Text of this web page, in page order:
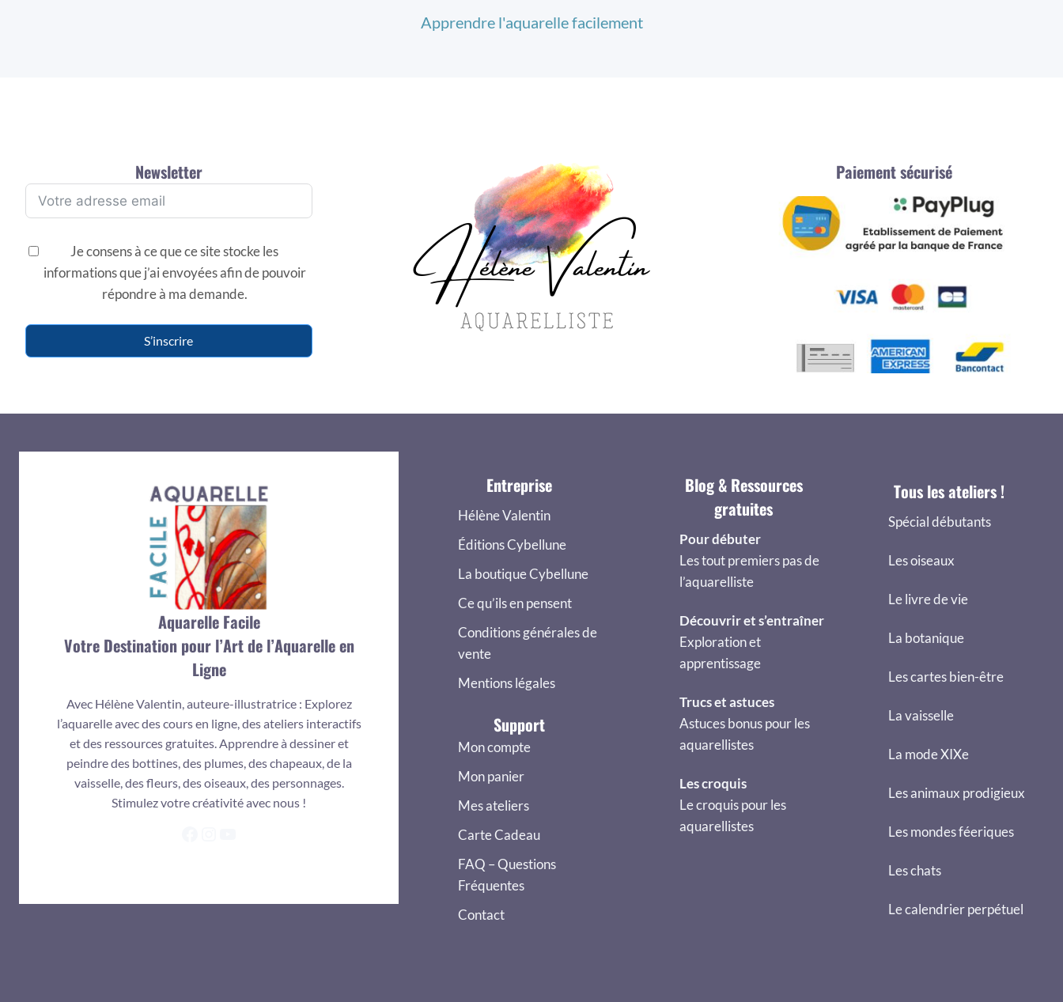
Apprendre l'aquarelle facilement
Newsletter
Je consens à ce que ce site stocke les
informations que j’ai envoyées afin de pouvoir
répondre à ma demande.
S’inscrire
Paiement sécurisé
Aquarelle Facile
Votre Destination pour l’Art de l’Aquarelle en
Ligne
Avec Hélène Valentin, auteure-illustratrice : Explorez
l’aquarelle avec des cours en ligne, des ateliers interactifs
et des ressources gratuites. Apprendre à dessiner et
peindre des bottines, des plumes, des chapeaux, de la
vaisselle, des fleurs, des oiseaux, des personnages.
Stimulez votre créativité avec nous !
Entreprise
Hélène Valentin
Éditions Cybellune
La boutique Cybellune
Ce qu’ils en pensent
Conditions générales de
vente
Mentions légales
Support
Mon compte
Mon panier
Mes ateliers
Carte Cadeau
FAQ – Questions
Fréquentes
Contact
Blog & Ressources
gratuites
Pour débuter
Les tout premiers pas de
l’aquarelliste
Découvrir et s’entraîner
Exploration et
apprentissage
Trucs et astuces
Astuces bonus pour les
aquarellistes
Les croquis
Le croquis pour les
aquarellistes
Tous les ateliers !
Spécial débutants
Les oiseaux
Le livre de vie
La botanique
Les cartes bien-être
La vaisselle
La mode XIXe
Les animaux prodigieux
Les mondes féeriques
Les chats
Le calendrier perpétuel